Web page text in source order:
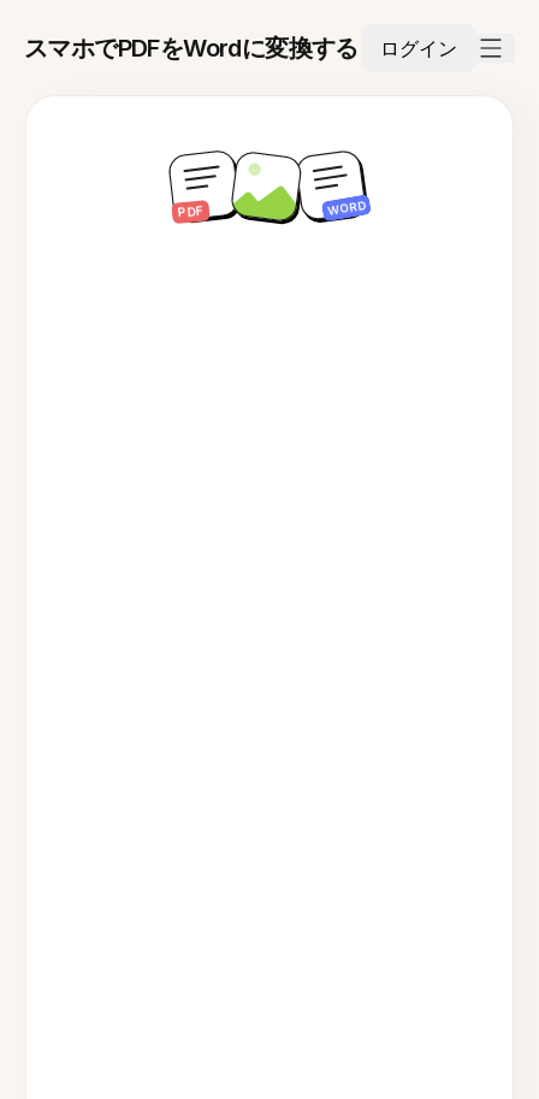
スマホでPDFをWordに変換する ログイン